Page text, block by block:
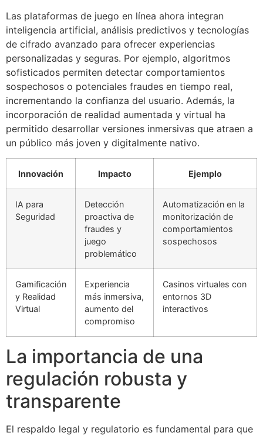
Las plataformas de juego en línea ahora integran
inteligencia artificial, análisis predictivos y tecnologías
de cifrado avanzado para ofrecer experiencias
personalizadas y seguras. Por ejemplo, algoritmos
sofisticados permiten detectar comportamientos
sospechosos o potenciales fraudes en tiempo real,
incrementando la confianza del usuario. Además, la
incorporación de realidad aumentada y virtual ha
permitido desarrollar versiones inmersivas que atraen a
un público más joven y digitalmente nativo.
Innovación Impacto Ejemplo
IA para
Seguridad
Detección
proactiva de
fraudes y
juego
problemático
Automatización en la
monitorización de
comportamientos
sospechosos
Gamificación
y Realidad
Virtual
Experiencia
más inmersiva,
aumento del
compromiso
Casinos virtuales con
entornos 3D
interactivos
La importancia de una
regulación robusta y
transparente
El respaldo legal y regulatorio es fundamental para que